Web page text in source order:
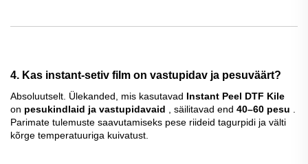
4. Kas instant-setiv film on vastupidav ja pesuväärt?
Absoluutselt. Ülekanded, mis kasutavad Instant Peel DTF Kile
on pesukindlaid ja vastupidavaid , säilitavad end 40–60 pesu
Parimate tulemuste saavutamiseks pese riideid tagurpidi ja välti
kõrge temperatuuriga kuivatust.